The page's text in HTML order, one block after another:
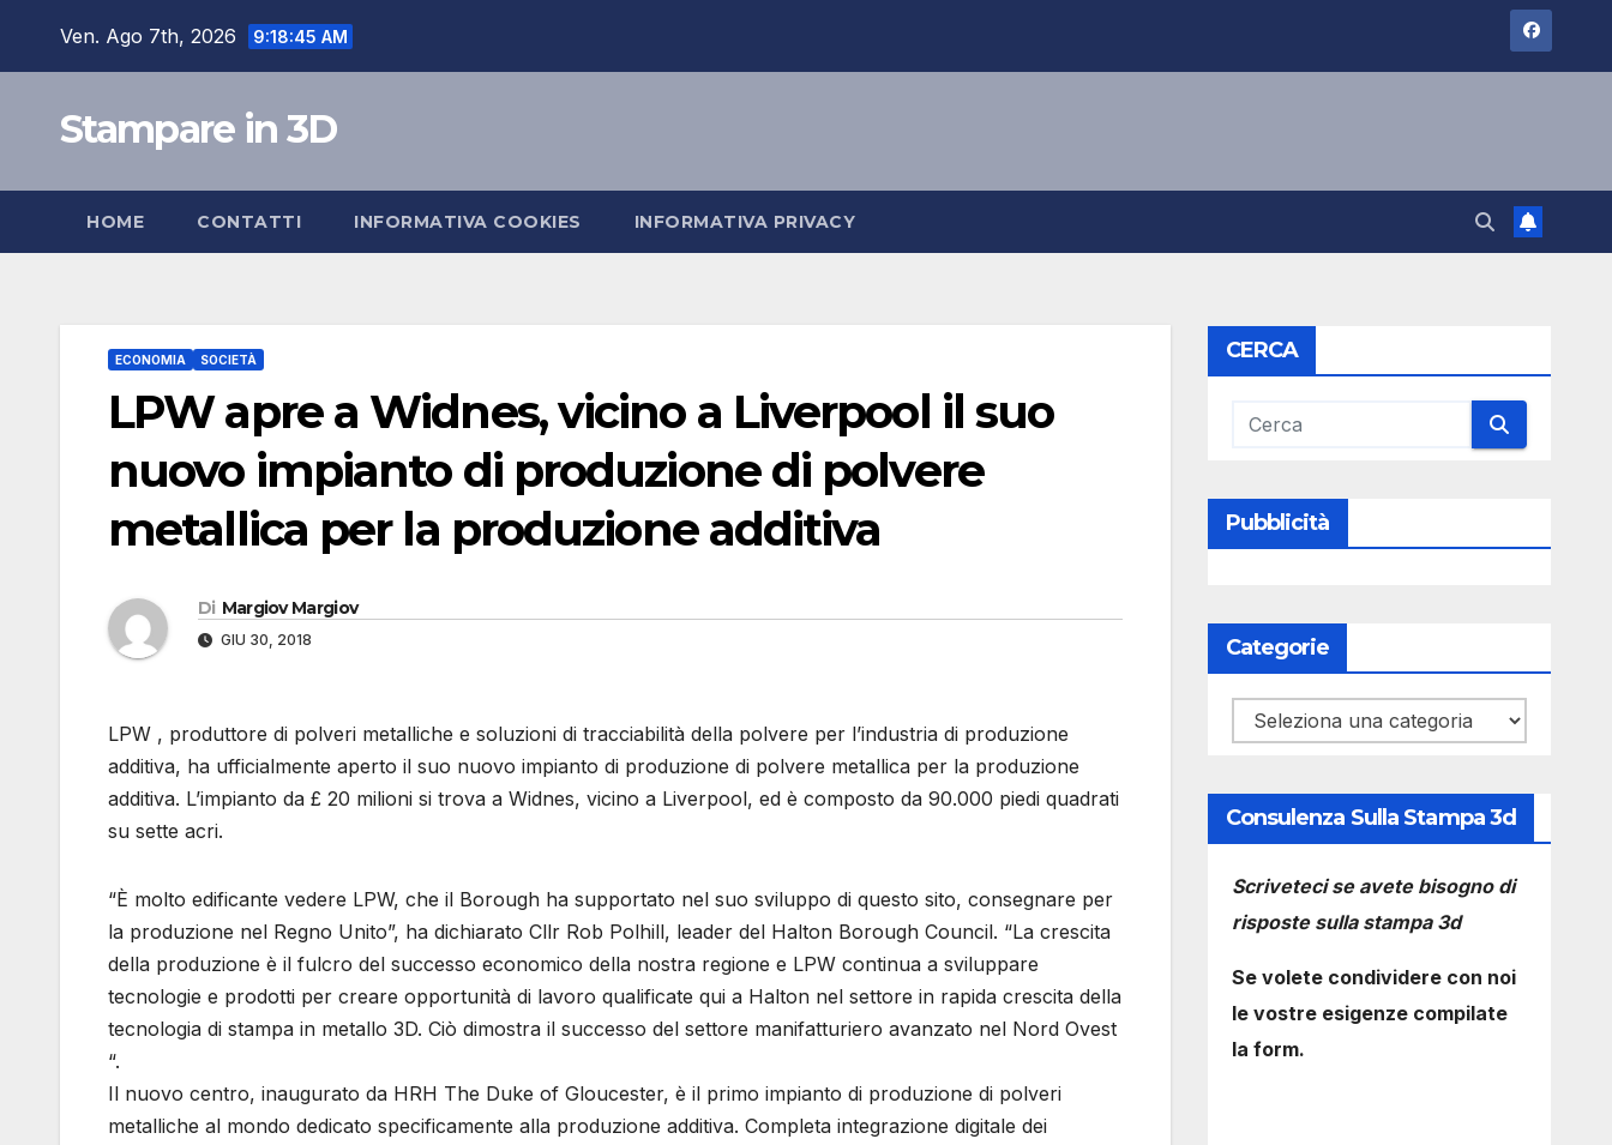
Ven. Ago 7th, 2026 9:18:46 AM
Stampare in 3D
HOME CONTATTI INFORMATIVA COOKIES INFORMATIVA PRIVACY
ECONOMIA SOCIETÀ
LPW apre a Widnes, vicino a Liverpool il suo
nuovo impianto di produzione di polvere
metallica per la produzione additiva
Di Margiov Margiov
GIU 30, 2018
LPW , produttore di polveri metalliche e soluzioni di tracciabilità della polvere per l’industria di produzione
additiva, ha ufficialmente aperto il suo nuovo impianto di produzione di polvere metallica per la produzione
additiva. L’impianto da £ 20 milioni si trova a Widnes, vicino a Liverpool, ed è composto da 90.000 piedi quadrati
su sette acri.
“È molto edificante vedere LPW, che il Borough ha supportato nel suo sviluppo di questo sito, consegnare per
la produzione nel Regno Unito”, ha dichiarato Cllr Rob Polhill, leader del Halton Borough Council. “La crescita
della produzione è il fulcro del successo economico della nostra regione e LPW continua a sviluppare
tecnologie e prodotti per creare opportunità di lavoro qualificate qui a Halton nel settore in rapida crescita della
tecnologia di stampa in metallo 3D. Ciò dimostra il successo del settore manifatturiero avanzato nel Nord Ovest
“.
Il nuovo centro, inaugurato da HRH The Duke of Gloucester, è il primo impianto di produzione di polveri
metalliche al mondo dedicato specificamente alla produzione additiva. Completa integrazione digitale dei
CERCA
Pubblicità
Categorie
Categorie
Consulenza Sulla Stampa 3d
Scriveteci se avete bisogno di
risposte sulla stampa 3d
Se volete condividere con noi
le vostre esigenze compilate
la form.